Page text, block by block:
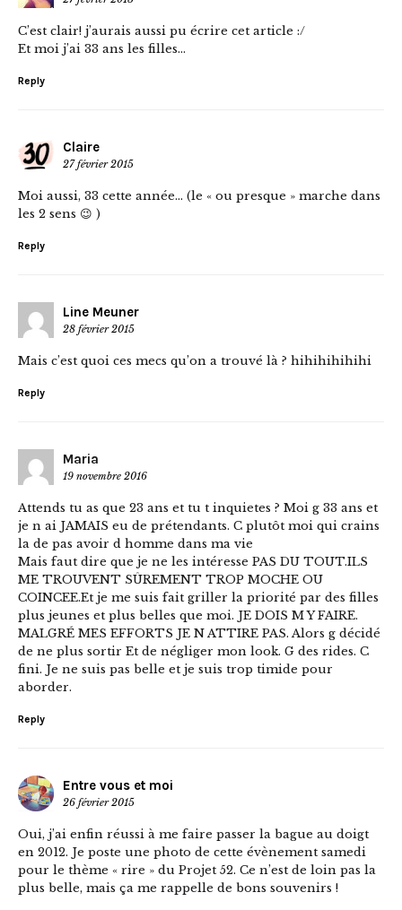
C’est clair! j’aurais aussi pu écrire cet article :/
Et moi j’ai 33 ans les filles…
Reply
Claire
27 février 2015
Moi aussi, 33 cette année… (le « ou presque » marche dans
les 2 sens 😉 )
Reply
Line Meuner
28 février 2015
Mais c’est quoi ces mecs qu’on a trouvé là ? hihihihihihi
Reply
Maria
19 novembre 2016
Attends tu as que 23 ans et tu t inquietes ? Moi g 33 ans et
je n ai JAMAIS eu de prétendants. C plutôt moi qui crains
la de pas avoir d homme dans ma vie
Mais faut dire que je ne les intéresse PAS DU TOUT.ILS
ME TROUVENT SÛREMENT TROP MOCHE OU
COINCEE.Et je me suis fait griller la priorité par des filles
plus jeunes et plus belles que moi. JE DOIS M Y FAIRE.
MALGRÉ MES EFFORTS JE N ATTIRE PAS. Alors g décidé
de ne plus sortir Et de négliger mon look. G des rides. C
fini. Je ne suis pas belle et je suis trop timide pour
aborder.
Reply
Entre vous et moi
26 février 2015
Oui, j’ai enfin réussi à me faire passer la bague au doigt
en 2012. Je poste une photo de cette évènement samedi
pour le thème « rire » du Projet 52. Ce n’est de loin pas la
plus belle, mais ça me rappelle de bons souvenirs !